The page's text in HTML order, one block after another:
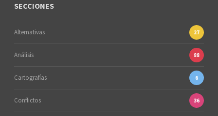
SECCIONES
Alternativas 27
Análisis 88
Cartografías 6
Conflictos 36